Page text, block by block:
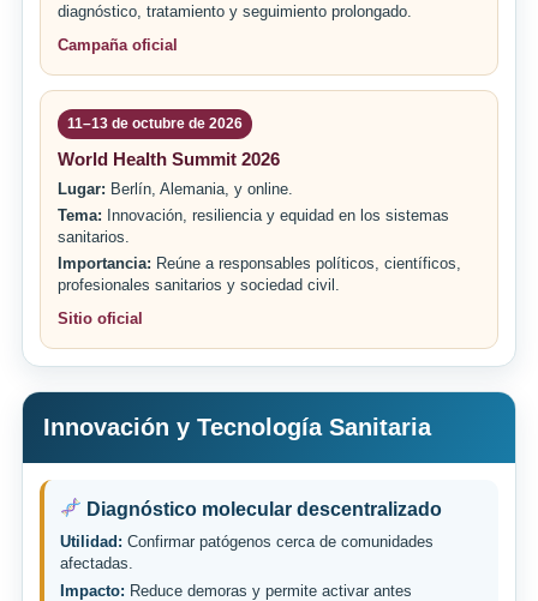
diagnóstico, tratamiento y seguimiento prolongado.
Campaña oficial
11–13 de octubre de 2026
World Health Summit 2026
Lugar: Berlín, Alemania, y online.
Tema: Innovación, resiliencia y equidad en los sistemas
sanitarios.
Importancia: Reúne a responsables políticos, científicos,
profesionales sanitarios y sociedad civil.
Sitio oficial
Innovación y Tecnología Sanitaria
Diagnóstico molecular descentralizado
Utilidad: Confirmar patógenos cerca de comunidades
afectadas.
Impacto: Reduce demoras y permite activar antes